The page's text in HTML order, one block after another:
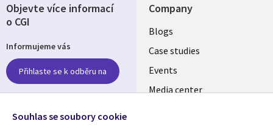
Company
Useful
links
CZECH
REPUBLIC
Blogs
Case studies
Events
Media center
Objevte více informací
o CGI
Informujeme vás
Přihlaste se k odběru na
Follow us
Souhlas se soubory cookie